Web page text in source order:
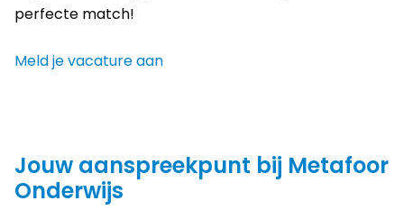
perfecte match!
Meld je vacature aan
Jouw aanspreekpunt bij Metafoor
Onderwijs